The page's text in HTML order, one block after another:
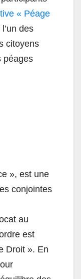
« Péage
des
citoyens
péages
», est une
conjointes
au
est
Droit ». En